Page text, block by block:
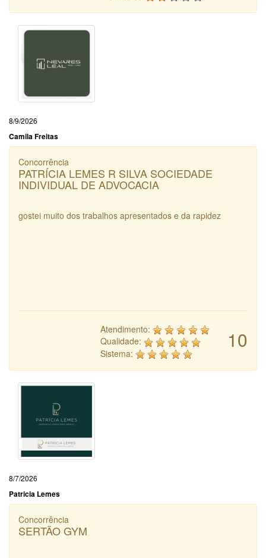
8/9/2026
Camila Freitas
Concorrência
PATRÍCIA LEMES R SILVA SOCIEDADE
INDIVIDUAL DE ADVOCACIA
gostei muito dos trabalhos apresentados e da rapidez
10
Atendimento:
Qualidade:
Sistema:
8/7/2026
Patricia Lemes
Concorrência
SERTÃO GYM